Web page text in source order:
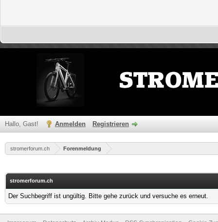
Hallo, Gast! Anmelden Registrieren
stromerforum.ch Forenmeldung
stromerforum.ch
Der Suchbegriff ist ungültig. Bitte gehe zurück und versuche es erneut.